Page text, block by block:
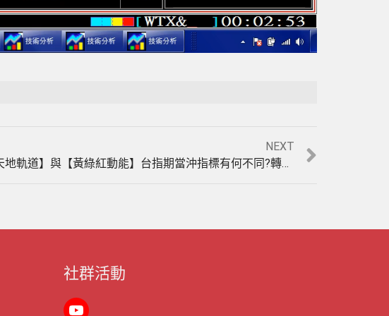
Playback Rate
Unmute
NEXT
法拉利贏家【天地軌道】與【黃綠紅動能】台指期當沖指標有何不同?轉折性(盤整盤)指標與趨勢性指標有何差異?實例印證影音教學。(1030922)
社群活動